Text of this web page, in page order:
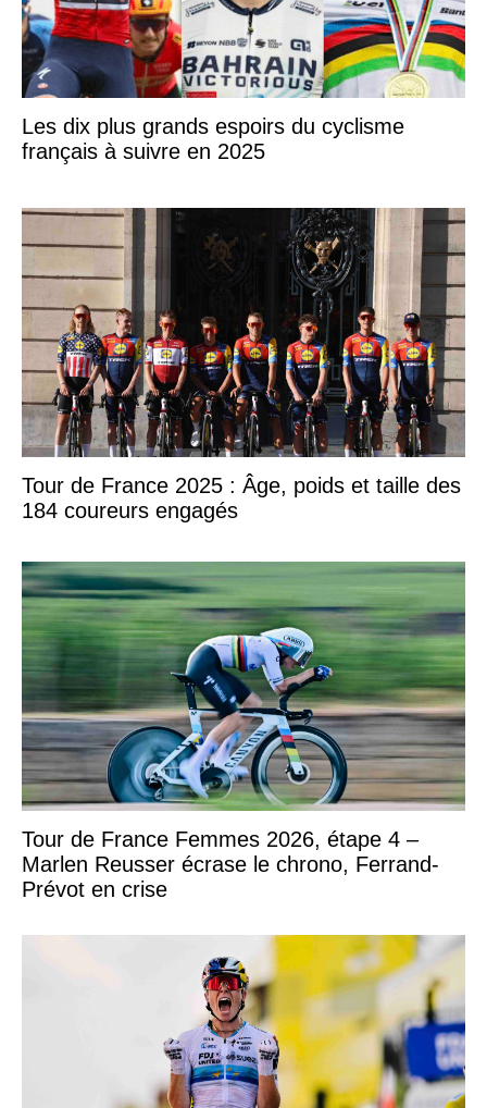
Les dix plus grands espoirs du cyclisme
français à suivre en 2025
Tour de France 2025 : Âge, poids et taille des
184 coureurs engagés
Tour de France Femmes 2026, étape 4 –
Marlen Reusser écrase le chrono, Ferrand-
Prévot en crise